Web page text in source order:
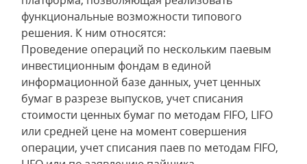
функциональные возможности типового
решения. К ним относятся:
Проведение операций по нескольким паевым
инвестиционным фондам в единой
информационной базе данных, учет ценных
бумаг в разрезе выпусков, учет списания
стоимости ценных бумаг по методам FIFO, LIFO
или средней цене на момент совершения
операции, учет списания паев по методам FIFO,